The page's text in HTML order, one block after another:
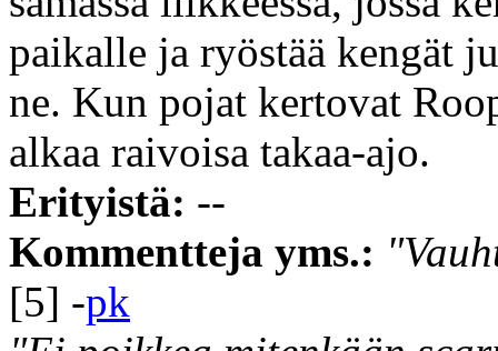
paikalle ja ryöstää kengät
ne. Kun pojat kertovat
alkaa raivoisa takaa-ajo.
Erityistä: --
Kommentteja yms.:
[5] -pk